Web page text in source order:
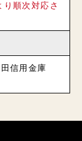
順次対応さ
信用金庫